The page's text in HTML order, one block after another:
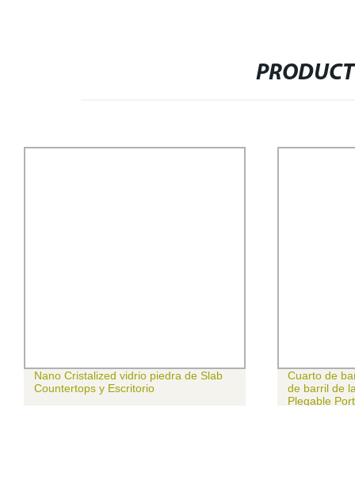
Cuarto de baño independiente adulto
de barril de la cuchara plegable bañera
Auto coche